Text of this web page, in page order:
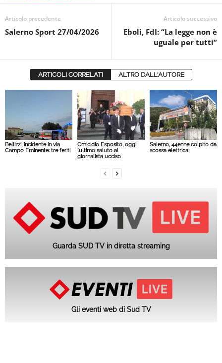
Articolo precedente
Salerno Sport 27/04/2026
Articolo successivo
Eboli, FdI: “La legge non è
uguale per tutti”
ARTICOLI CORRELATI ALTRO DALL'AUTORE
Bellizzi, incidente in via
Campo Eminente: tre feriti
Omicidio Esposito, oggi
l’ultimo saluto al
giornalista ucciso
Salerno, 44enne colpito da
scossa elettrica
Guarda SUD TV in diretta streaming
Gli eventi web di Sud TV